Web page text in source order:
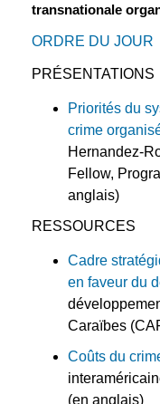
transnationale
ORDRE DU JOUR
PRÉSENTATIONS
Priorités du
crime
Hernandez-
Fellow,
anglais)
RESSOURCES
Cadre
en faveur du
Caraïbes
Coûts du
(en anglais)